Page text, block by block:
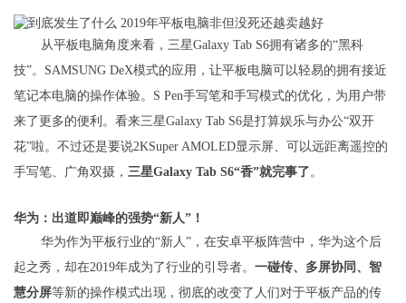
从平板电脑角度来看，三星Galaxy Tab S6拥有诸多的“黑科
技”。SAMSUNG DeX模式的应用，让平板电脑可以轻易的拥有接近
笔记本电脑的操作体验。S Pen手写笔和手写模式的优化，为用户带
来了更多的便利。看来三星Galaxy Tab S6是打算娱乐与办公“双开
花”啦。不过还是要说2KSuper AMOLED显示屏、可以远距离遥控的
手写笔、广角双摄， 三星Galaxy Tab S6“香”就完事了。
华为：出道即巅峰的强势“新人”！
华为作为平板行业的“新人”，在安卓平板阵营中，华为这个后
起之秀，却在2019年成为了行业的引导者。 一碰传、多屏协同、智
慧分屏等新的操作模式出现，彻底的改变了人们对于平板产品的传